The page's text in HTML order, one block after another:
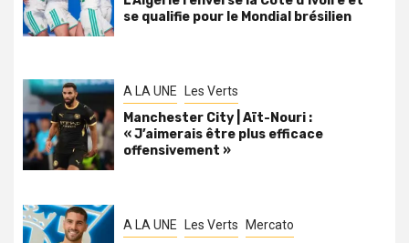
se qualifie pour le Mondial brésilien
A LA UNE Les Verts
Manchester City | Aït-Nouri :
« J’aimerais être plus efficace
offensivement »
A LA UNE Les Verts Mercato